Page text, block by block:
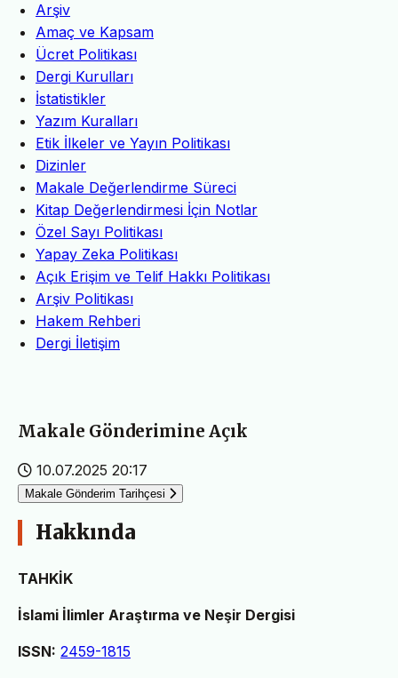
Arşiv
Amaç ve Kapsam
Ücret Politikası
Dergi Kurulları
İstatistikler
Yazım Kuralları
Etik İlkeler ve Yayın Politikası
Dizinler
Makale Değerlendirme Süreci
Kitap Değerlendirmesi İçin Notlar
Özel Sayı Politikası
Yapay Zeka Politikası
Açık Erişim ve Telif Hakkı Politikası
Arşiv Politikası
Hakem Rehberi
Dergi İletişim
Makale Gönderimine Açık
10.07.2025 20:17
Makale Gönderim Tarihçesi
Hakkında
TAHKİK
İslami İlimler Araştırma ve Neşir Dergisi
ISSN: 2459-1815